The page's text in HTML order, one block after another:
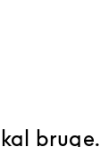
bruge.